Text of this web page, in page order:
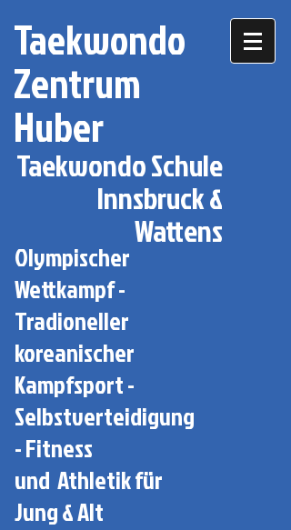
Taekwondo
Zentrum
Huber
Taekwondo Schule
Innsbruck &
Wattens
Olympischer
Wettkampf -
Tradioneller
koreanischer
Kampfsport -
Selbstverteidigung
- Fitness
und Athletik für
Jung & Alt